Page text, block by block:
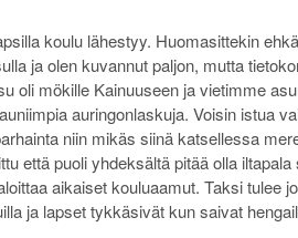
koulu lähestyy. Huomasittekin
ja olen kuvannut paljon, mutta
oli mökille Kainuuseen ja vietimme
auringonlaskuja. Voisin istua
niin mikäs siinä katsellessa
että puoli yhdeksältä pitää olla
aikaiset kouluaamut. Taksi tulee
ja lapset tykkäsivät kun saivat